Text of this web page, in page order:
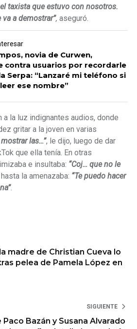
taxista que estuvo con nosotros.
va a demostrar”, aseguró.
novia de Curwen,
contra usuarios por recordarle
Serpa: “Lanzaré mi teléfono si
ese nombre”
a la luz indignantes audios, donde
gritar a la joven en varias
mostrar las…”, le dijo, luego de dar
que ella tenía. En otras
e insultaba: “Coj… que no le
la amenazaba: “Te puedo hacer
.
madre de Christian Cueva lo
pelea de Pamela López en
SIGUIENTE
Bazán y Susana Alvarado